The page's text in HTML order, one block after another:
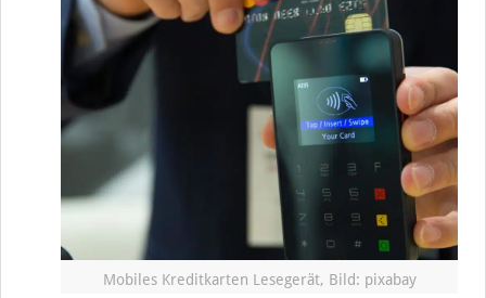
Mobiles Kreditkarten Lesegerät, Bild: pixabay